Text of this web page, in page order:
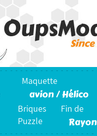
Maquette
avion / Hélico
Briques
Puzzle
Fin de
Rayon